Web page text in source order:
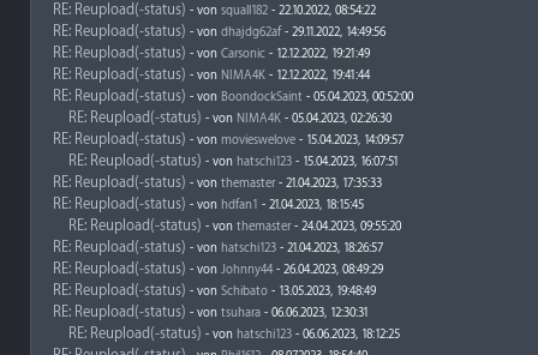
RE: Reupload(-status) - von squall182 - 22.10.2022, 08:54:22
RE: Reupload(-status) - von dhajdg62af - 29.11.2022, 14:49:56
RE: Reupload(-status) - von Carsonic - 12.12.2022, 19:21:49
RE: Reupload(-status) - von NIMA4K - 12.12.2022, 19:41:44
RE: Reupload(-status) - von BoondockSaint - 05.04.2023, 00:52:00
RE: Reupload(-status) - von NIMA4K - 05.04.2023, 02:26:30
RE: Reupload(-status) - von movieswelove - 15.04.2023, 14:09:57
RE: Reupload(-status) - von hatschi123 - 15.04.2023, 16:07:51
RE: Reupload(-status) - von themaster- 21.04.2023, 17:35:33
RE: Reupload(-status) - von hdfan1 - 21.04.2023, 18:15:45
RE: Reupload(-status) - von themaster- 24.04.2023, 09:55:20
RE: Reupload(-status) - von hatschi123 - 21.04.2023, 18:26:57
RE: Reupload(-status) - von Johnny44 - 26.04.2023, 08:49:29
RE: Reupload(-status) - von Schibato - 13.05.2023, 19:48:49
RE: Reupload(-status) - von tsuhara - 06.06.2023, 12:30:31
RE: Reupload(-status) - von hatschi123 - 06.06.2023, 18:12:25